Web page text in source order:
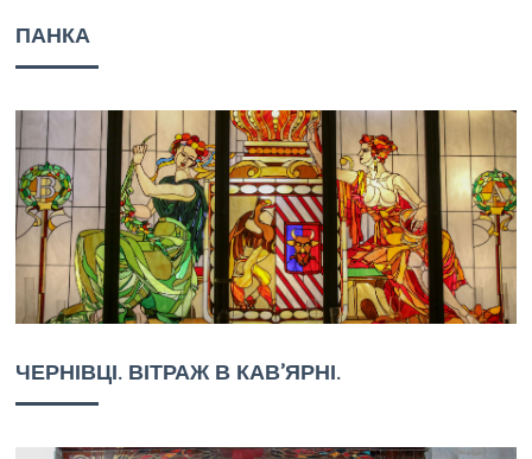
ПАНКА
ЧЕРНІВЦІ. ВІТРАЖ В КАВ’ЯРНІ.